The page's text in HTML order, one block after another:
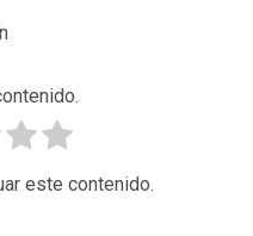
este contenido.